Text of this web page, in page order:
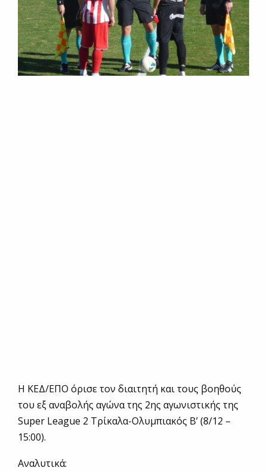
Η ΚΕΔ/ΕΠΟ όρισε τον διαιτητή και τους βοηθούς
του εξ αναβολής αγώνα της 2ης αγωνιστικής της
Super League 2 Τρίκαλα-Ολυμπιακός Β’ (8/12 –
15:00).
Αναλυτικά: